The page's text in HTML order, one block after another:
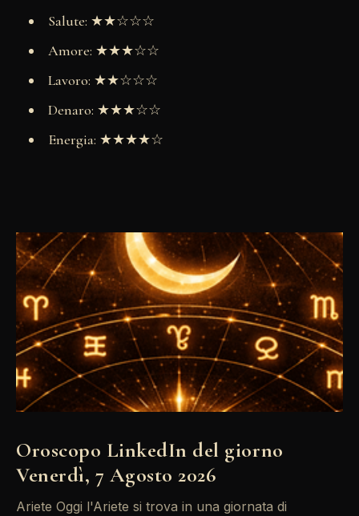
Salute: ★★☆☆☆
Amore: ★★★☆☆
Lavoro: ★★☆☆☆
Denaro: ★★★☆☆
Energia: ★★★★☆
Oroscopo LinkedIn del giorno
Venerdì, 7 Agosto 2026
Ariete Oggi l'Ariete si trova in una giornata di